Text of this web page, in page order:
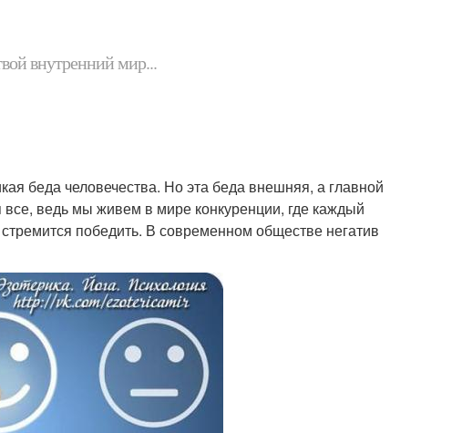
внутренний мир...
беда человечества. Но эта беда внешняя, а главной
ведь мы живем в мире конкуренции, где каждый
победить. В современном обществе негатив